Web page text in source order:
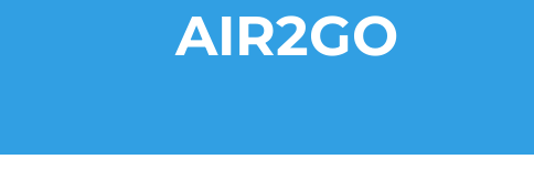
AIR2GO